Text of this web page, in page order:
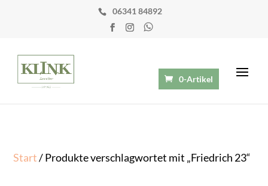
06341 84892
0-Artikel
Start/ Produkte verschlagwortet mit „Friedrich 23“